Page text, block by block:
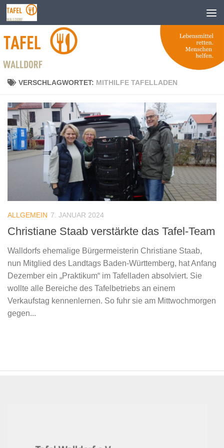
Zum Inhalt springen
VERSCHLAGWORTET: MITHILFE TAFELLADEN
ALLGEMEIN 7. JANUAR 2024
Christiane Staab verstärkte das Tafel-Team
Walldorfs ehemalige Bürgermeisterin Christiane Staab,
nun Mitglied des Landtags Baden-Württemberg, hat Anfang
Dezember ein „Praktikum“ im Tafelladen absolviert. Sie
wollte alle Bereiche des Tafelbetriebs an einem
Verkaufstag kennenlernen. So fuhr sie am Mittwochmorgen
gegen...